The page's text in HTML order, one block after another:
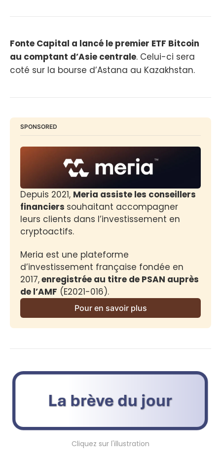
Fonte Capital a lancé le premier ETF Bitcoin
au comptant d’Asie centrale. Celui-ci sera
coté sur la bourse d’Astana au Kazakhstan.
SPONSORED
Depuis 2021, Meria assiste les conseillers
financiers souhaitant accompagner
leurs clients dans l’investissement en
cryptoactifs.
Meria est une plateforme
d’investissement française fondée en
2017, enregistrée au titre de PSAN auprès
de l’AMF (E2021-016).
Pour en savoir plus
Cliquez sur l'illustration